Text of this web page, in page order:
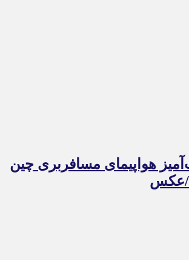
هواپیمای مسافربری چین
/عکس